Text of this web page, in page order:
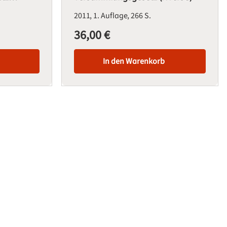
20111. Auflage266 S.
Regulärer Preis:
36,00 €
In den Warenkorb